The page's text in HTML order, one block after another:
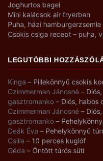
Joghurtos bagel
Mini kalácsok air fryerben
Puha, házi
Csokis csiga recept – puha,
LEGUTÓBBI
Kinga – Pillekönnyű csokis
Czimmerman Jánosné –
gasztromanko – Diós, habos
Czimmerman Jánosné –
gasztromanko –
Deák Éva – Pehelykönnyű
Csilla – 10 perces kuglóf
Géda – Öntött túrós süti